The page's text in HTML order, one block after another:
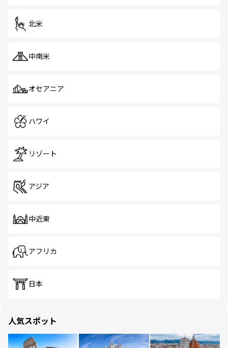
北米
中南米
オセアニア
ハワイ
リゾート
アジア
中近東
アフリカ
日本
人気スポット